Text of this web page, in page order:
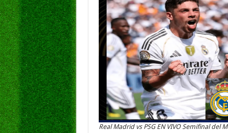
Real Madrid vs PSG EN VIVO Semifinal del